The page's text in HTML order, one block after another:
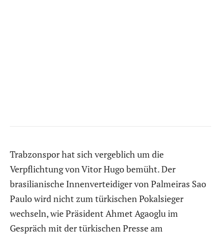
Trabzonspor hat sich vergeblich um die
Verpflichtung von Vitor Hugo bemüht. Der
brasilianische Innenverteidiger von Palmeiras Sao
Paulo wird nicht zum türkischen Pokalsieger
wechseln, wie Präsident Ahmet Agaoglu im
Gespräch mit der türkischen Presse am